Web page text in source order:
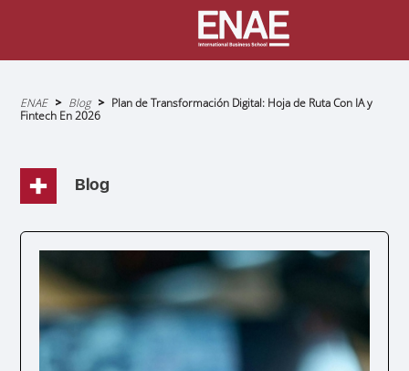
Sobrescribir
enlaces
de
navegación
ENAE Blog
Plan de Transformación Digital: Hoja de Ruta Con IA y
Fintech En 2026
Blog